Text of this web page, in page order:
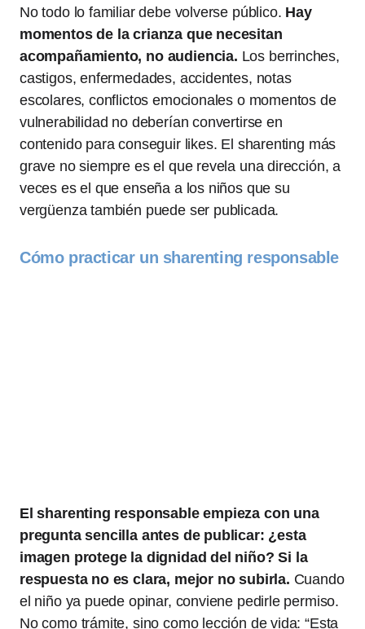
No todo lo familiar debe volverse público. Hay
momentos de la crianza que necesitan
acompañamiento, no audiencia. Los berrinches,
castigos, enfermedades, accidentes, notas
escolares, conflictos emocionales o momentos de
vulnerabilidad no deberían convertirse en
contenido para conseguir likes. El sharenting más
grave no siempre es el que revela una dirección, a
veces es el que enseña a los niños que su
vergüenza también puede ser publicada.
Cómo practicar un sharenting responsable
El sharenting responsable empieza con una
pregunta sencilla antes de publicar: ¿esta
imagen protege la dignidad del niño? Si la
respuesta no es clara, mejor no subirla. Cuando
el niño ya puede opinar, conviene pedirle permiso.
No como trámite, sino como lección de vida: “Esta